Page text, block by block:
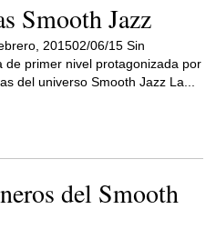
Smooth Jazz
201502/06/15 Sin
de primer nivel protagonizada por
del universo Smooth Jazz La...
del Smooth